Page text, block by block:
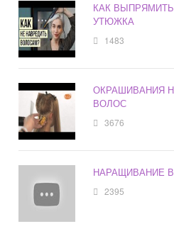
КАК
УТЮЖКА
1483
ОКРАШИВАНИЯ
ВОЛОС
3676
НАРАЩИВАНИЕ
2395